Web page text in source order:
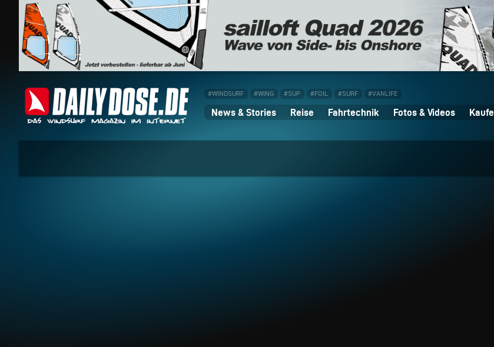
#WINDSURF #WING #SUP #FOIL #SURF #VANLIFE
News & Stories Reise Fahrtechnik Fotos & Videos